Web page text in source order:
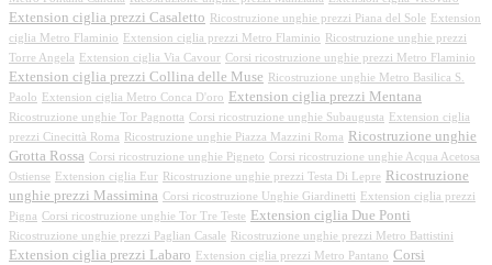
Extension ciglia prezzi Casaletto Ricostruzione unghie prezzi Piana del Sole
Extension
ciglia Metro Flaminio
Extension ciglia prezzi Metro Flaminio
Ricostruzione unghie prezzi
Torre Angela
Extension ciglia Via Cavour Corsi ricostruzione unghie prezzi Metro Flaminio
Extension ciglia prezzi Collina delle Muse
Ricostruzione unghie Metro Basilica S.
Paolo
Extension ciglia Metro Conca D'oro Extension ciglia prezzi Mentana
Ricostruzione unghie Tor Pagnotta Corsi ricostruzione unghie Subaugusta
Extension ciglia
prezzi Cinecittà Roma
Ricostruzione unghie Piazza Mazzini Roma
Ricostruzione unghie
Grotta Rossa Corsi ricostruzione unghie Pigneto Corsi ricostruzione unghie Acqua Acetosa
Ostiense
Extension ciglia Eur Ricostruzione unghie prezzi Testa Di Lepre
Ricostruzione
unghie prezzi Massimina Corsi ricostruzione Unghie Giardinetti
Extension ciglia prezzi
Pigna Corsi ricostruzione unghie Tor Tre Teste Extension ciglia Due Ponti
Ricostruzione unghie prezzi Paglian Casale Ricostruzione unghie prezzi Metro Battistini
Extension ciglia prezzi Labaro Extension ciglia prezzi Metro Pantano Corsi